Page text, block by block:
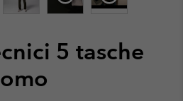
5 tasche